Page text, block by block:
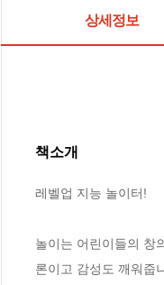
상세정보
책소개
레벨업 지능 놀이터!
놀이는 어린이들의 창
론이고 감성도 깨워줍